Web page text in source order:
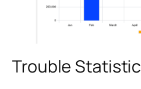
Trouble Statistic